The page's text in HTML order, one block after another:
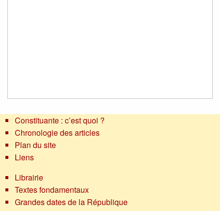
Constituante : c’est quoi ?
Chronologie des articles
Plan du site
Liens
Librairie
Textes fondamentaux
Grandes dates de la République